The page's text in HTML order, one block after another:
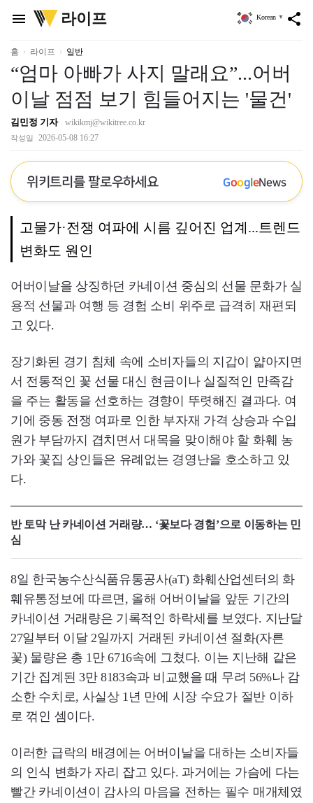
menu
위
키
리
라이프 share
Korean ▼
홈 라이프 일반
“엄마 아빠가 사지 말래요”...어버
이날 점점 보기 힘들어지는 '물건'
김민정 기자 wikikmj@wikitree.co.kr
작성일 2026-05-08 16:27
위키트리를 팔로우하세요 GoogleNews
고물가·전쟁 여파에 시름 깊어진 업계...트렌드
변화도 원인
어버이날을 상징하던 카네이션 중심의 선물 문화가 실
용적 선물과 여행 등 경험 소비 위주로 급격히 재편되
고 있다.
장기화된 경기 침체 속에 소비자들의 지갑이 얇아지면
서 전통적인 꽃 선물 대신 현금이나 실질적인 만족감
을 주는 활동을 선호하는 경향이 뚜렷해진 결과다. 여
기에 중동 전쟁 여파로 인한 부자재 가격 상승과 수입
원가 부담까지 겹치면서 대목을 맞이해야 할 화훼 농
가와 꽃집 상인들은 유례없는 경영난을 호소하고 있
다.
반 토막 난 카네이션 거래량… ‘꽃보다 경험’으로 이동하는 민
심
8일 한국농수산식품유통공사(aT) 화훼산업센터의 화
훼유통정보에 따르면, 올해 어버이날을 앞둔 기간의
카네이션 거래량은 기록적인 하락세를 보였다. 지난달
27일부터 이달 2일까지 거래된 카네이션 절화(자른
꽃) 물량은 총 1만 6716속에 그쳤다. 이는 지난해 같은
기간 집계된 3만 8183속과 비교했을 때 무려 56%나 감
소한 수치로, 사실상 1년 만에 시장 수요가 절반 이하
로 꺾인 셈이다.
이러한 급락의 배경에는 어버이날을 대하는 소비자들
의 인식 변화가 자리 잡고 있다. 과거에는 가슴에 다는
빨간 카네이션이 감사의 마음을 전하는 필수 매개체였